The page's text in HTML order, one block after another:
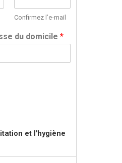
Confirmez l’e-mail
du domicile *
et l'hygiène